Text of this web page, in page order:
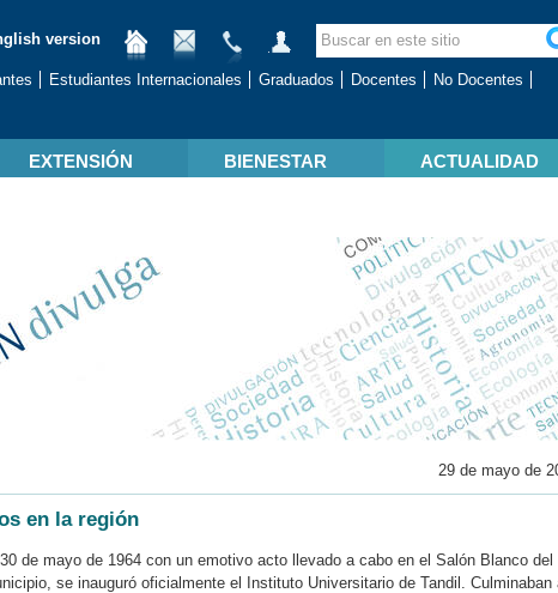
version
Estudiantes Internacionales Graduados Docentes
No Docentes
EXTENSIÓN BIENESTAR ACTUALIDAD
29 de mayo de
en la región
de mayo de 1964 con un emotivo acto llevado a cabo en el Salón Blanco del
se inauguró oficialmente el Instituto Universitario de Tandil. Culminaban